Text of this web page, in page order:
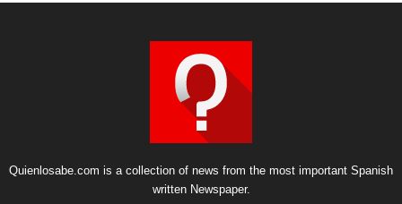
Quienlosabe.com is a collection of news from the most important Spanish
written Newspaper.